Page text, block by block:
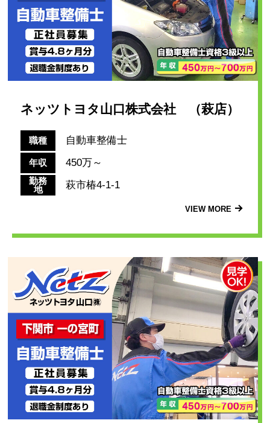
ネッツトヨタ山口株式会社 （萩店）
職種 自動車整備士
年収 450万～
勤務
地
萩市椿4-1-1
VIEW MORE